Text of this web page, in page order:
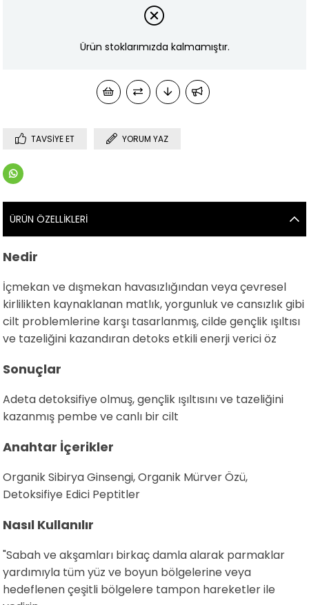
Ürün stoklarımızda kalmamıştır.
TAVSIYE ET YORUM YAZ
ÜRÜN ÖZELLIKLERI
Nedir
İçmekan ve dışmekan havasızlığından veya çevresel
kirlilikten kaynaklanan matlık, yorgunluk ve cansızlık gibi
cilt problemlerine karşı tasarlanmış, cilde gençlik ışıltısı
ve tazeliğini kazandıran detoks etkili enerji verici öz
Sonuçlar
Adeta detoksifiye olmuş, gençlik ışıltısını ve tazeliğini
kazanmış pembe ve canlı bir cilt
Anahtar İçerikler
Organik Sibirya Ginsengi, Organik Mürver Özü,
Detoksifiye Edici Peptitler
Nasıl Kullanılır
"Sabah ve akşamları birkaç damla alarak parmaklar
yardımıyla tüm yüz ve boyun bölgelerine veya
hedeflenen çeşitli bölgelere tampon hareketler ile